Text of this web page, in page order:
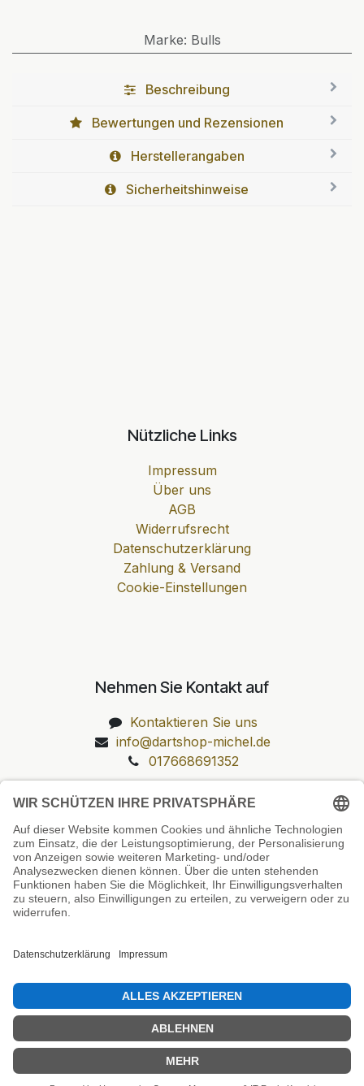
Marke: Bulls
Beschreibung
Bewertungen und Rezensionen
Herstellerangaben
Sicherheitshinweise
Nützliche Links
Impressum
Über uns
AGB
Widerrufsrecht
Datenschutzerklärung
Zahlung & Versand
Cookie-Einstellungen
Nehmen Sie Kontakt auf
Kontaktieren Sie uns
info@dartshop-michel.de
017668691352
Unsere Prüfsiegel